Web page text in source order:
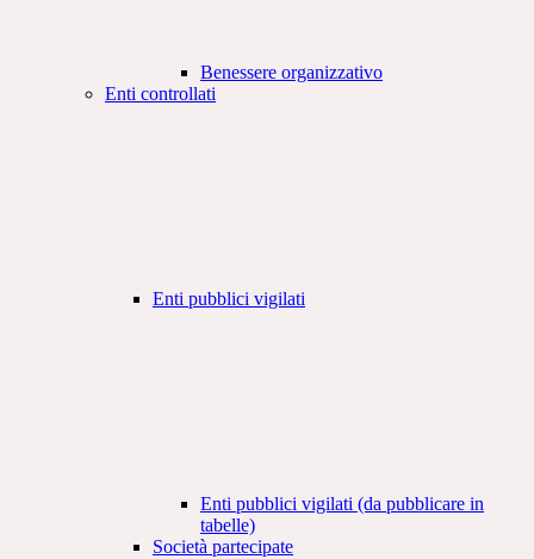
Benessere organizzativo
Enti controllati
Enti pubblici vigilati
Enti pubblici vigilati (da pubblicare in
tabelle)
Società partecipate